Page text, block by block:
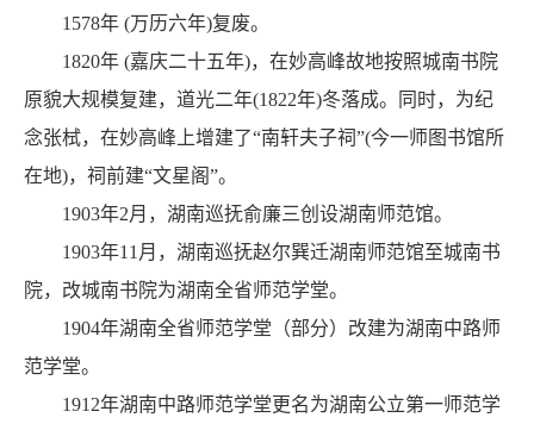
1578年 (万历六年)复废。
1820年 (嘉庆二十五年)，在妙高峰故地按照城南书院
原貌大规模复建，道光二年(1822年)冬落成。同时，为纪
念张栻，在妙高峰上增建了“南轩夫子祠”(今一师图书馆所
在地)，祠前建“文星阁”。
1903年2月，湖南巡抚俞廉三创设湖南师范馆。
1903年11月，湖南巡抚赵尔巽迁湖南师范馆至城南书
院，改城南书院为湖南全省师范学堂。
1904年湖南全省师范学堂（部分）改建为湖南中路师
范学堂。
1912年湖南中路师范学堂更名为湖南公立第一师范学